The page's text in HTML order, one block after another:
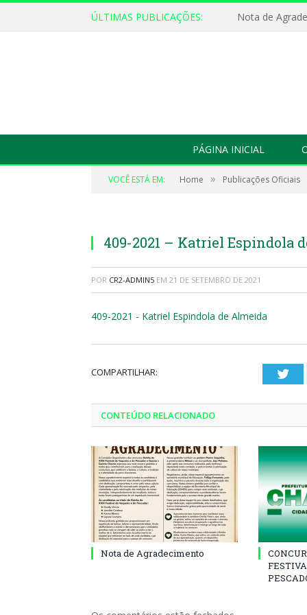
ÚLTIMAS PUBLICAÇÕES: Nota de
PÁGINA INICIAL
VOCÊ ESTÁ EM: Home » Publicações Oficiais
409-2021 – Katriel Espindola
POR CR2-ADMIN5 EM 21 DE SETEMBRO DE 2021
409-2021 - Katriel Espindola de Almeida
COMPARTILHAR:
CONTEÚDO RELACIONADO
Nota de Agradecimento